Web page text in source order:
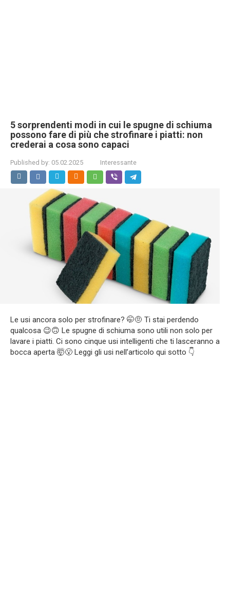
5 sorprendenti modi in cui le spugne di schiuma
possono fare di più che strofinare i piatti: non
crederai a cosa sono capaci
Published by: 05.02.2025 Interessante
Le usi ancora solo per strofinare? 🤭🤨 Ti stai perdendo
qualcosa 😉🙃 Le spugne di schiuma sono utili non solo per
lavare i piatti. Ci sono cinque usi intelligenti che ti lasceranno a
bocca aperta 🤯😮 Leggi gli usi nell’articolo qui sotto 👇